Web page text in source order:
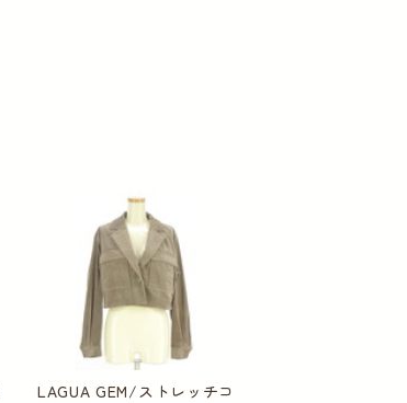
LAGUA GEM/ストレッチコ